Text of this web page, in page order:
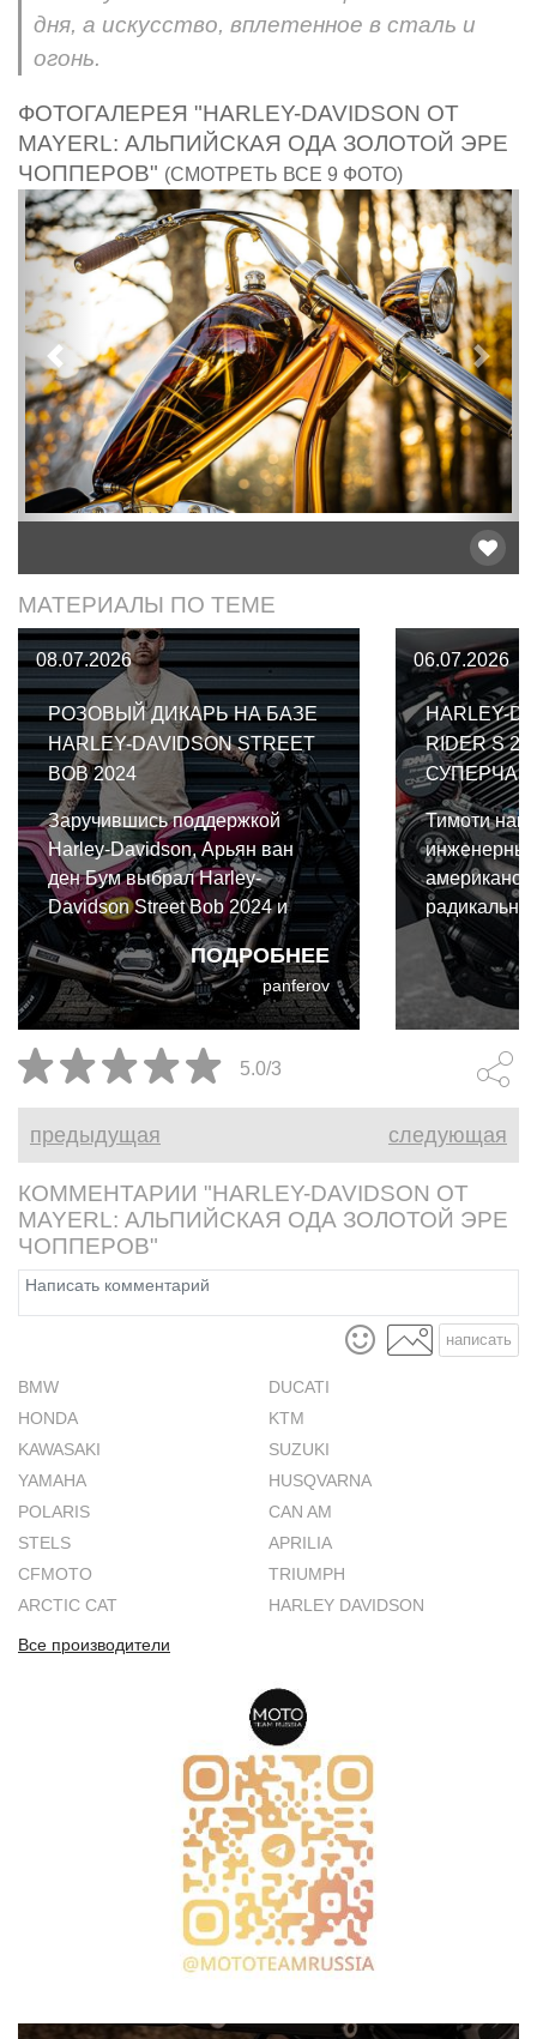
дня, а искусство, вплетенное в сталь и
огонь.
ФОТОГАЛЕРЕЯ "HARLEY-DAVIDSON ОТ
MAYERL: АЛЬПИЙСКАЯ ОДА ЗОЛОТОЙ ЭРЕ
ЧОППЕРОВ" (СМОТРЕТЬ ВСЕ 9 ФОТО)
Предыдущий
МАТЕРИАЛЫ ПО ТЕМЕ
08.07.2026
РОЗОВЫЙ ДИКАРЬ НА БАЗЕ
HARLEY-DAVIDSON STREET
BOB 2024
ПОДРОБНЕЕ
Заручившись поддержкой
Harley-Davidson, Арьян ван
ден Бум выбрал Harley-
Davidson Street Bob 2024 и
превратил его в
уничтожающий покрышки
стрит-трекер, получивший
прозвище "Pink Savage"
(Розовый дикарь).
panferov
06.07.2026
HARLEY-
RIDER S
Тимоти
радикально
Davidson
тяжелого
побережья
повороты
кафе-
5.0/3
предыдущая следующая
КОММЕНТАРИИ "HARLEY-DAVIDSON ОТ
MAYERL: АЛЬПИЙСКАЯ ОДА ЗОЛОТОЙ ЭРЕ
ЧОППЕРОВ"
написать
BMW
DUCATI
HONDA
KTM
KAWASAKI
SUZUKI
YAMAHA
HUSQVARNA
POLARIS
CAN AM
STELS
APRILIA
CFMOTO
TRIUMPH
ARCTIC CAT
HARLEY DAVIDSON
Все производители